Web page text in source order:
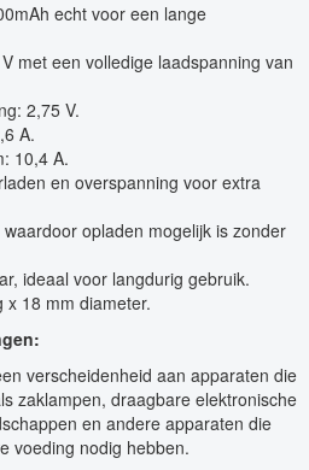
echt voor een lange
met een volledige laadspanning van
2,75 V.
A.
10,4 A.
en overspanning voor extra
opladen mogelijk is zonder
ideaal voor langdurig gebruik.
x 18 mm diameter.
verscheidenheid aan apparaten die
zaklampen, draagbare elektronische
en andere apparaten die
voeding nodig hebben.